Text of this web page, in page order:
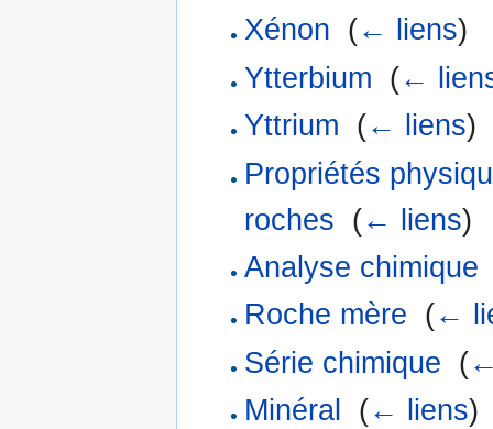
Xénon (← liens)
Ytterbium (←
Yttrium (← liens)
Propriétés
roches (← liens)
Analyse chimique
Roche mère (←
Série chimique (
Minéral
(← liens)